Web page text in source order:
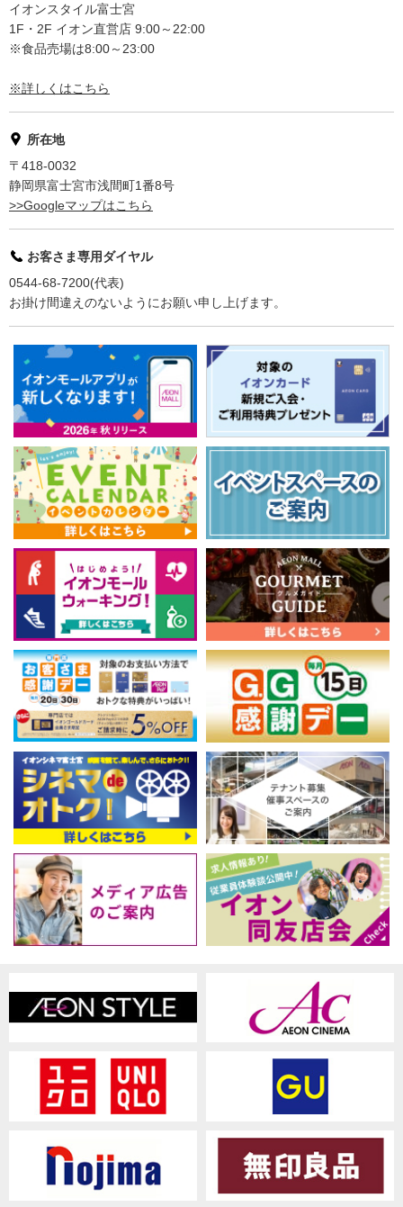
イオンスタイル富士宮
1F・2F イオン直営店 9:00～22:00
※食品売場は8:00～23:00
※詳しくはこちら
所在地
〒418-0032
静岡県富士宮市浅間町1番8号
>>Googleマップはこちら
お客さま専用ダイヤル
0544-68-7200(代表)
お掛け間違えのないようにお願い申し上げます。